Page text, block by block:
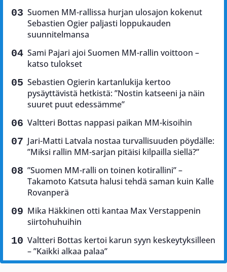
Suomen MM-rallissa hurjan ulosajon kokenut
Sebastien Ogier paljasti loppukauden
suunnitelmansa
Sami Pajari ajoi Suomen MM-rallin voittoon –
katso tulokset
Sebastien Ogierin kartanlukija kertoo
pysäyttävistä hetkistä: ”Nostin katseeni ja näin
suuret puut edessämme”
Valtteri Bottas nappasi paikan MM-kisoihin
Jari-Matti Latvala nostaa turvallisuuden pöydälle:
”Miksi rallin MM-sarjan pitäisi kilpailla siellä?”
”Suomen MM-ralli on toinen kotirallini” –
Takamoto Katsuta halusi tehdä saman kuin Kalle
Rovanperä
Mika Häkkinen otti kantaa Max Verstappenin
siirtohuhuihin
Valtteri Bottas kertoi karun syyn keskeytyksilleen
– ”Kaikki alkaa palaa”